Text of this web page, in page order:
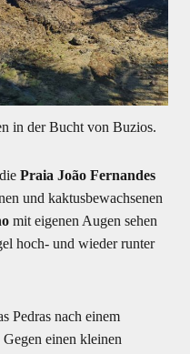
in der Bucht von Buzios.
Praia João Fernandes
und kaktusbewachsenen
mit eigenen Augen sehen
hoch- und wieder runter
Pedras nach einem
einen kleinen